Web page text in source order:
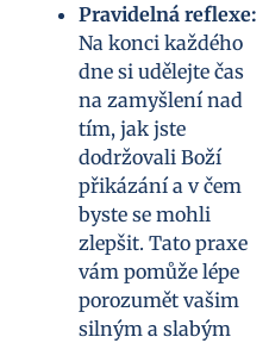
Pravidelná reflexe:
Na konci každého
dne si udělejte čas
na zamyšlení nad
tím, jak jste
dodržovali Boží
přikázání a v čem
byste se mohli
zlepšit. Tato praxe
vám pomůže lépe
porozumět vašim
silným a slabým